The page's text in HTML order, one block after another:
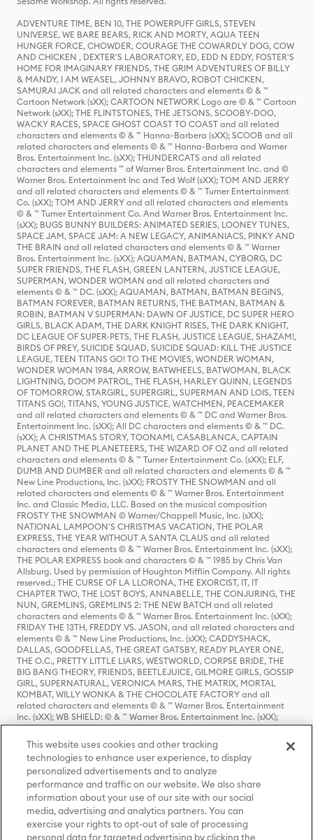
ADVENTURE TIME, BEN 10, THE POWERPUFF GIRLS, STEVEN
UNIVERSE, WE BARE BEARS, RICK AND MORTY, AQUA TEEN
HUNGER FORCE, CHOWDER, COURAGE THE COWARDLY DOG, COW
AND CHICKEN , DEXTER'S LABORATORY, ED, EDD N EDDY, FOSTER'S
HOME FOR IMAGINARY FRIENDS, THE GRIM ADVENTURES OF BILLY
& MANDY, I AM WEASEL, JOHNNY BRAVO, ROBOT CHICKEN,
SAMURAI JACK and all related characters and elements © & ™
Cartoon Network (sXX); CARTOON NETWORK Logo are © & ™ Cartoon
Network (sXX); THE FLINTSTONES, THE JETSONS, SCOOBY-DOO,
WACKY RACES, SPACE GHOST COAST TO COAST and all related
characters and elements © & ™ Hanna-Barbera (sXX); SCOOB and all
related characters and elements © & ™ Hanna-Barbera and Warner
Bros. Entertainment Inc. (sXX); THUNDERCATS and all related
characters and elements ™ of Warner Bros. Entertainment Inc. and ©
Warner Bros. Entertainment Inc and Ted Wolf (sXX); TOM AND JERRY
and all related characters and elements © & ™ Turner Entertainment
Co. (sXX); TOM AND JERRY and all related characters and elements
© & ™ Turner Entertainment Co. And Warner Bros. Entertainment Inc.
(sXX); BUGS BUNNY BUILDERS: ANIMATED SERIES, LOONEY TUNES,
SPACE JAM, SPACE JAM: A NEW LEGACY, ANIMANIACS, PINKY AND
THE BRAIN and all related characters and elements © & ™ Warner
Bros. Entertainment Inc. (sXX); AQUAMAN, BATMAN, CYBORG, DC
SUPER FRIENDS, THE FLASH, GREEN LANTERN, JUSTICE LEAGUE,
SUPERMAN, WONDER WOMAN and all related characters and
elements © & ™ DC. (sXX); AQUAMAN, BATMAN, BATMAN BEGINS,
BATMAN FOREVER, BATMAN RETURNS, THE BATMAN, BATMAN &
ROBIN, BATMAN V SUPERMAN: DAWN OF JUSTICE, DC SUPER HERO
GIRLS, BLACK ADAM, THE DARK KNIGHT RISES, THE DARK KNIGHT,
DC LEAGUE OF SUPER-PETS, THE FLASH, JUSTICE LEAGUE, SHAZAM!,
BIRDS OF PREY, SUICIDE SQUAD, SUICIDE SQUAD: KILL THE JUSTICE
LEAGUE, TEEN TITANS GO! TO THE MOVIES, WONDER WOMAN,
WONDER WOMAN 1984, ARROW, BATWHEELS, BATWOMAN, BLACK
LIGHTNING, DOOM PATROL, THE FLASH, HARLEY QUINN, LEGENDS
OF TOMORROW, STARGIRL, SUPERGIRL, SUPERMAN AND LOIS, TEEN
TITANS GO!, TITANS, YOUNG JUSTICE, WATCHMEN, PEACEMAKER
and all related characters and elements © & ™ DC and Warner Bros.
Entertainment Inc. (sXX); All DC characters and elements © & ™ DC.
(sXX); A CHRISTMAS STORY, TOONAMI, CASABLANCA, CAPTAIN
PLANET AND THE PLANETEERS, THE WIZARD OF OZ and all related
characters and elements © & ™ Turner Entertainment Co. (sXX); ELF,
DUMB AND DUMBER and all related characters and elements © & ™
New Line Productions, Inc. (sXX); FROSTY THE SNOWMAN and all
related characters and elements © & ™ Warner Bros. Entertainment
Inc. and Classic Media, LLC. Based on the musical composition
FROSTY THE SNOWMAN © Warner/Chappell Music, Inc. (sXX);
NATIONAL LAMPOON'S CHRISTMAS VACATION, THE POLAR
EXPRESS, THE YEAR WITHOUT A SANTA CLAUS and all related
characters and elements © & ™ Warner Bros. Entertainment Inc. (sXX);
THE POLAR EXPRESS book and characters © & ™ 1985 by Chris Van
Allsburg. Used by permission of Houghton Mifflin Company. All rights
reserved.; THE CURSE OF LA LLORONA, THE EXORCIST, IT, IT
CHAPTER TWO, THE LOST BOYS, ANNABELLE, THE CONJURING, THE
NUN, GREMLINS, GREMLINS 2: THE NEW BATCH and all related
characters and elements © & ™ Warner Bros. Entertainment Inc. (sXX);
FRIDAY THE 13TH, FREDDY VS. JASON, and all related characters and
elements © & ™ New Line Productions, Inc. (sXX); CADDYSHACK,
DALLAS, GOODFELLAS, THE GREAT GATSBY, READY PLAYER ONE,
THE O.C., PRETTY LITTLE LIARS, WESTWORLD, CORPSE BRIDE, THE
BIG BANG THEORY, FRIENDS, BEETLEJUICE, GILMORE GIRLS, GOSSIP
GIRL, SUPERNATURAL, VERONICA MARS, THE MATRIX, MORTAL
KOMBAT, WILLY WONKA & THE CHOCOLATE FACTORY and all
related characters and elements © & ™ Warner Bros. Entertainment
Inc. (sXX); WB SHIELD: © & ™ Warner Bros. Entertainment Inc. (sXX);
HOUSE OF THE DRAGON, GAME OF THRONES, and all related
characters and elements © & ™ Home Box Office, Inc. (sXX); CHILLING
ADVENTURES OF SABRINA, RIVERDALE © & ™ Warner Bros.
Entertainment Inc. Archie Comics and all related characters and
elements © & ™ Archie Comic Publications, Inc. Used with permission.
(sXX); SEINFELD and all related characters and elements © & ™ Castle
Rock Entertainment. (sXX); TED LASSO © & ™ Warner Bros.
Entertainment Inc. & Universal Television LLC (sXX); THE HOBBIT: AN
UNEXPECTED JOURNEY, THE HOBBIT: THE DESOLATION OF SMAUG,
THE HOBBIT: THE BATTLE OF THE FIVE ARMIES, THE LORD OF THE
This website uses cookies and other tracking
technologies to enhance user experience, to display
personalized advertisements and to analyze
performance and traffic on our website. We also share
information about your use of our site with our social
media, advertising and analytics partners. You can
exercise your rights to opt-out of sale of processing
personal data for targeted advertising by clicking the